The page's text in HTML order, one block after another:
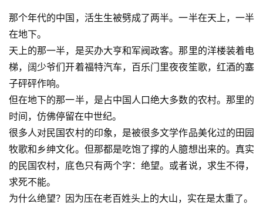
那个年代的中国，活生生被劈成了两半。一半在天上，一半
在地下。
天上的那一半，是买办大亨和军阀政客。那里的洋楼装着电
梯，阔少爷们开着福特汽车，百乐门里夜夜笙歌，红酒的塞
子砰砰作响。
但在地下的那一半，是占中国人口绝大多数的农村。那里的
时间，仿佛停留在中世纪。
很多人对民国农村的印象，是被很多文学作品美化过的田园
牧歌和乡绅文化。但那都是吃饱了撑的人臆想出来的。真实
的民国农村，底色只有两个字：绝望。或者说，求生不得，
求死不能。
为什么绝望？因为压在老百姓头上的大山，实在是太重了。